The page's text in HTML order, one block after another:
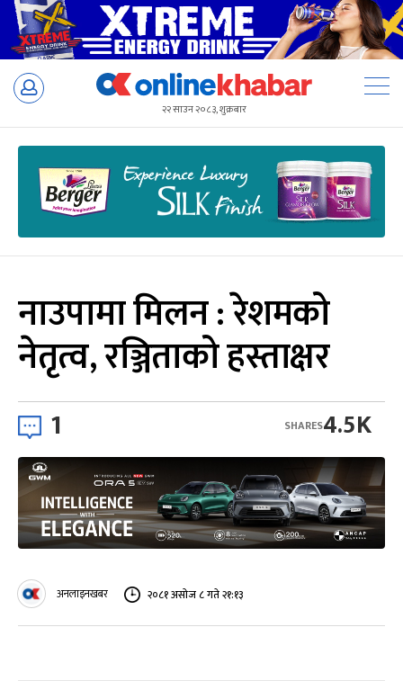
Skip
२२ साउन २०८३, शुक्रबार
नाउपामा मिलन : रेशमको
नेतृत्व, रञ्जिताको हस्ताक्षर
1 4.5K
SHARES
अनलाइनखबर २०८१ असोज ८ गते २१:१३